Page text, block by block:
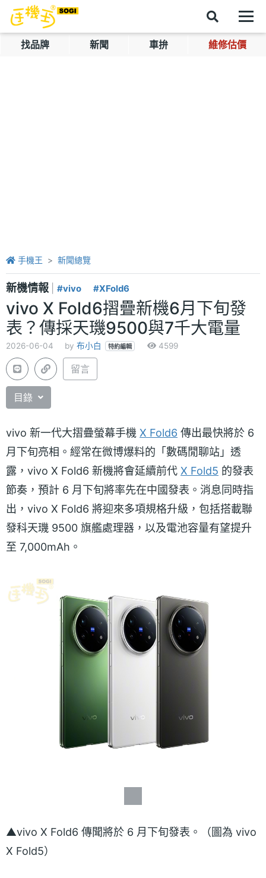
找品牌 新聞 車拚 維修估價
手機王 新聞總覽
新機情報 #vivo #XFold6
vivo X Fold6摺疊新機6月下旬發
表？傳採天璣9500與7千大電量
2026-06-04 by 布小白 特約編輯 4599
留言
目錄
vivo 新一代大摺疊螢幕手機 X Fold6 傳出最快將於 6
月下旬亮相。經常在微博爆料的「數碼閒聊站」透
露，vivo X Fold6 新機將會延續前代 X Fold5 的發表
節奏，預計 6 月下旬將率先在中國發表。消息同時指
出，vivo X Fold6 將迎來多項規格升級，包括搭載聯
發科天璣 9500 旗艦處理器，以及電池容量有望提升
至 7,000mAh。
▲vivo X Fold6 傳聞將於 6 月下旬發表。（圖為 vivo
X Fold5）